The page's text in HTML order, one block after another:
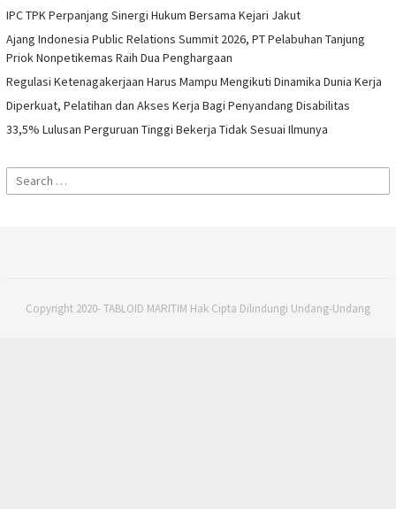
IPC TPK Perpanjang Sinergi Hukum Bersama Kejari Jakut
Ajang Indonesia Public Relations Summit 2026, PT Pelabuhan Tanjung
Priok Nonpetikemas Raih Dua Penghargaan
Regulasi Ketenagakerjaan Harus Mampu Mengikuti Dinamika Dunia Kerja
Diperkuat, Pelatihan dan Akses Kerja Bagi Penyandang Disabilitas
33,5% Lulusan Perguruan Tinggi Bekerja Tidak Sesuai Ilmunya
Search
for:
Copyright 2020- TABLOID MARITIM Hak Cipta Dilindungi Undang-Undang